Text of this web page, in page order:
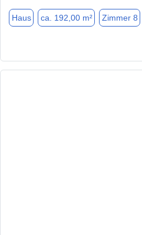
Haus ca. 192,00 m² Zimmer 8